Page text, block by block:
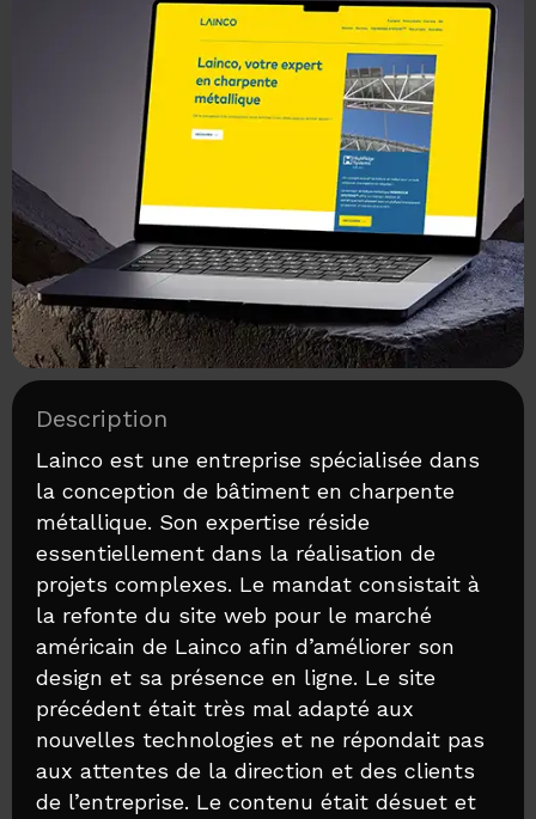
Description
Lainco est une entreprise spécialisée dans
la conception de bâtiment en charpente
métallique. Son expertise réside
essentiellement dans la réalisation de
projets complexes. Le mandat consistait à
la refonte du site web pour le marché
américain de Lainco afin d’améliorer son
design et sa présence en ligne. Le site
précédent était très mal adapté aux
nouvelles technologies et ne répondait pas
aux attentes de la direction et des clients
de l’entreprise. Le contenu était désuet et